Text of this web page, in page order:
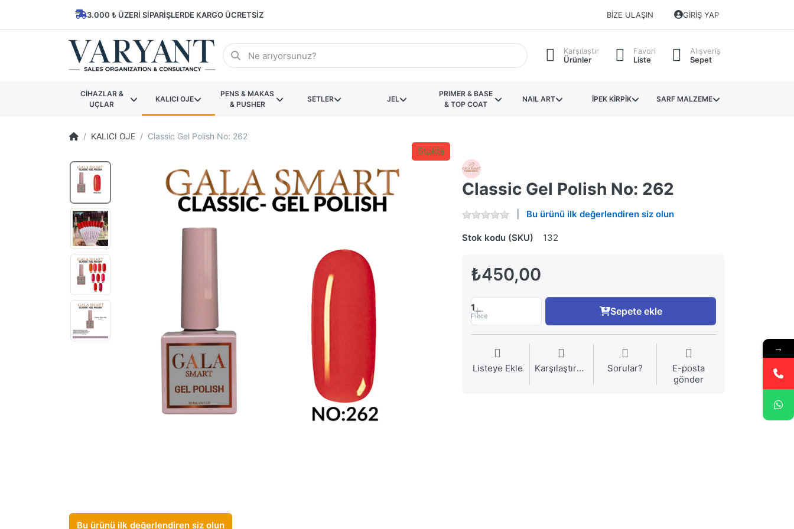
3.000 ₺ ÜZERI SIPARIŞLERDE KARGO ÜCRETSIZ BIZE ULAŞIN GIRIŞ YAP
Karşılaştır
Ürünler
Favori
Liste
Alışveriş
Sepet
CİHAZLAR &
UÇLAR
KALICI OJE
PENS & MAKAS
& PUSHER
SETLER JEL
PRIMER & BASE
& TOP COAT
NAIL ART İPEK KİRPİK SARF MALZEME
KALICI OJE Classic Gel Polish No: 262
Classic Gel Polish No: 262
Bu ürünü ilk değerlendiren siz olun
Stok kodu (SKU) 132
₺450,00
Stokta
1
Piece Sepete ekle
Listeye Ekle Karşılaştırma Sorular?
E-posta
gönder
Bu ürünü ilk değerlendiren siz olun
→